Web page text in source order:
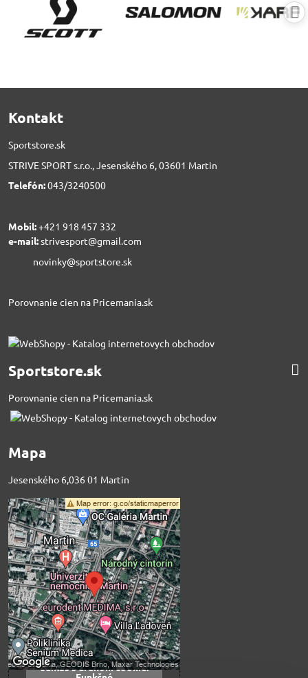
Kontakt
Sportstore.sk
STRIVE SPORT s.r.o., Jesenského 6, 03601 Martin
Telefón:043/3240500
Mobil:+421 918 457 332
e-mail:strivesport@gmail.com
novinky@sportstore.sk
Porovnanie cien na Pricemania.sk
Sportstore.sk
Porovnanie cien na Pricemania.sk
Mapa
Jesenského 6,036 01 Martin
Externý obsah je
blokovaný Voľbami
súkromia
Prajete si načítať externý obsah?
Povoliť tentokrát
Povoliť a zapamätať -
súhlas s druhom cookie: